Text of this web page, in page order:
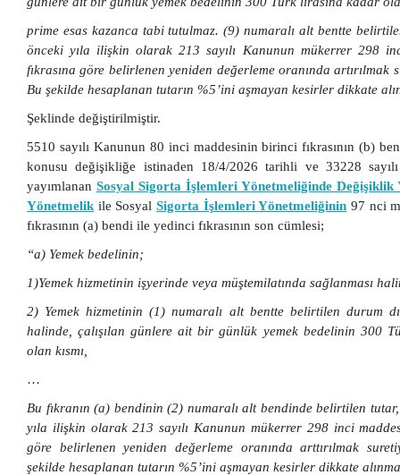
prime esas kazanca tabi tutulmaz. (9) numaralı alt bentte
önceki yıla ilişkin olarak 213 sayılı Kanunun mükerrer 298
fıkrasına göre belirlenen yeniden değerleme oranında artırılmak
Bu şekilde hesaplanan tutarın %5’ini aşmayan kesirler dikkate
Şeklinde değiştirilmiştir.
5510 sayılı Kanunun 80 inci maddesinin birinci fıkrasının (b)
konusu değişikliğe istinaden 18/4/2026 tarihli ve 33228
yayımlanan Sosyal Sigorta İşlemleri Yönetmeliğinde Değişiklik
Yönetmelik ile Sosyal Sigorta İşlemleri Yönetmeliğinin 97 nci
fıkrasının (a) bendi ile yedinci fıkrasının son cümlesi;
“a) Yemek bedelinin;
1)Yemek hizmetinin işyerinde veya müştemilatında sağlanması
2) Yemek hizmetinin (1) numaralı alt bentte belirtilen durum
halinde, çalışılan günlere ait bir günlük yemek bedelinin 300
olan kısmı,
…
Bu fıkranın (a) bendinin (2) numaralı alt bendinde belirtilen
yıla ilişkin olarak 213 sayılı Kanunun mükerrer 298 inci
göre belirlenen yeniden değerleme oranında arttırılmak
şekilde hesaplanan tutarın %5’ini aşmayan kesirler dikkate